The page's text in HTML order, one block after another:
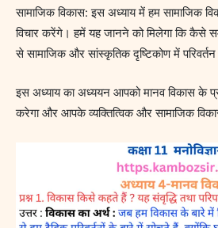
सामाजिक विकास: इस अध्याय में हम सामाजिक
विचार करेंगे। हमें यह जानने को मिलेगा कि कैसे
से सामाजिक और सांस्कृतिक दृष्टिकोण में
इस अध्याय का अध्ययन आपको मानव विकास के
करेगा और आपके व्यक्तित्विक और सामाजिक